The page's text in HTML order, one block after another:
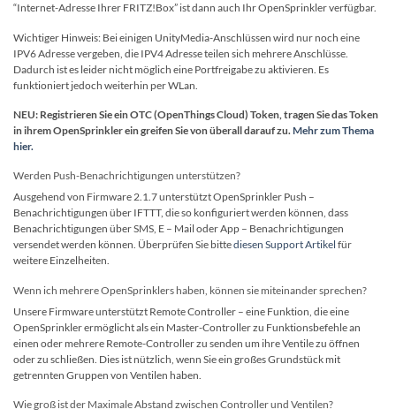
“Internet-Adresse Ihrer FRITZ!Box” ist dann auch Ihr OpenSprinkler verfügbar.
Wichtiger Hinweis: Bei einigen UnityMedia-Anschlüssen wird nur noch eine
IPV6 Adresse vergeben, die IPV4 Adresse teilen sich mehrere Anschlüsse.
Dadurch ist es leider nicht möglich eine Portfreigabe zu aktivieren. Es
funktioniert jedoch weiterhin per WLan.
NEU: Registrieren Sie ein OTC (OpenThings Cloud) Token, tragen Sie das Token
in ihrem OpenSprinkler ein greifen Sie von überall darauf zu. Mehr zum Thema
hier.
Werden Push-Benachrichtigungen unterstützen?
Ausgehend von Firmware 2.1.7 unterstützt OpenSprinkler Push –
Benachrichtigungen über IFTTT, die so konfiguriert werden können, dass
Benachrichtigungen über SMS, E – Mail oder App – Benachrichtigungen
versendet werden können. Überprüfen Sie bittediesen Support Artikel für
weitere Einzelheiten.
Wenn ich mehrere OpenSprinklers haben, können sie miteinander sprechen?
Unsere Firmware unterstützt Remote Controller – eine Funktion, die eine
OpenSprinkler ermöglicht als ein Master-Controller zu Funktionsbefehle an
einen oder mehrere Remote-Controller zu senden um ihre Ventile zu öffnen
oder zu schließen. Dies ist nützlich, wenn Sie ein großes Grundstück mit
getrennten Gruppen von Ventilen haben.
Wie groß ist der Maximale Abstand zwischen Controller und Ventilen?